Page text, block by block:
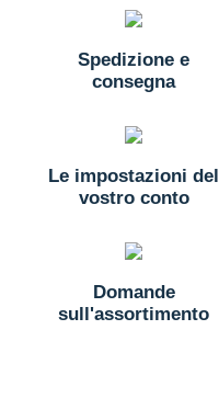
Spedizione e
consegna
Le impostazioni del
vostro conto
Domande
sull'assortimento